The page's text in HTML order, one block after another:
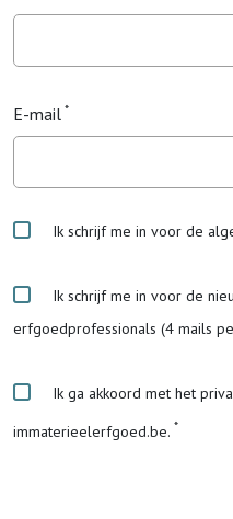
E-mail
Ik schrijf me in voor de
Ik schrijf me in voor de
erfgoedprofessionals (4 mails
Ik ga akkoord met het
immaterieelerfgoed.be.